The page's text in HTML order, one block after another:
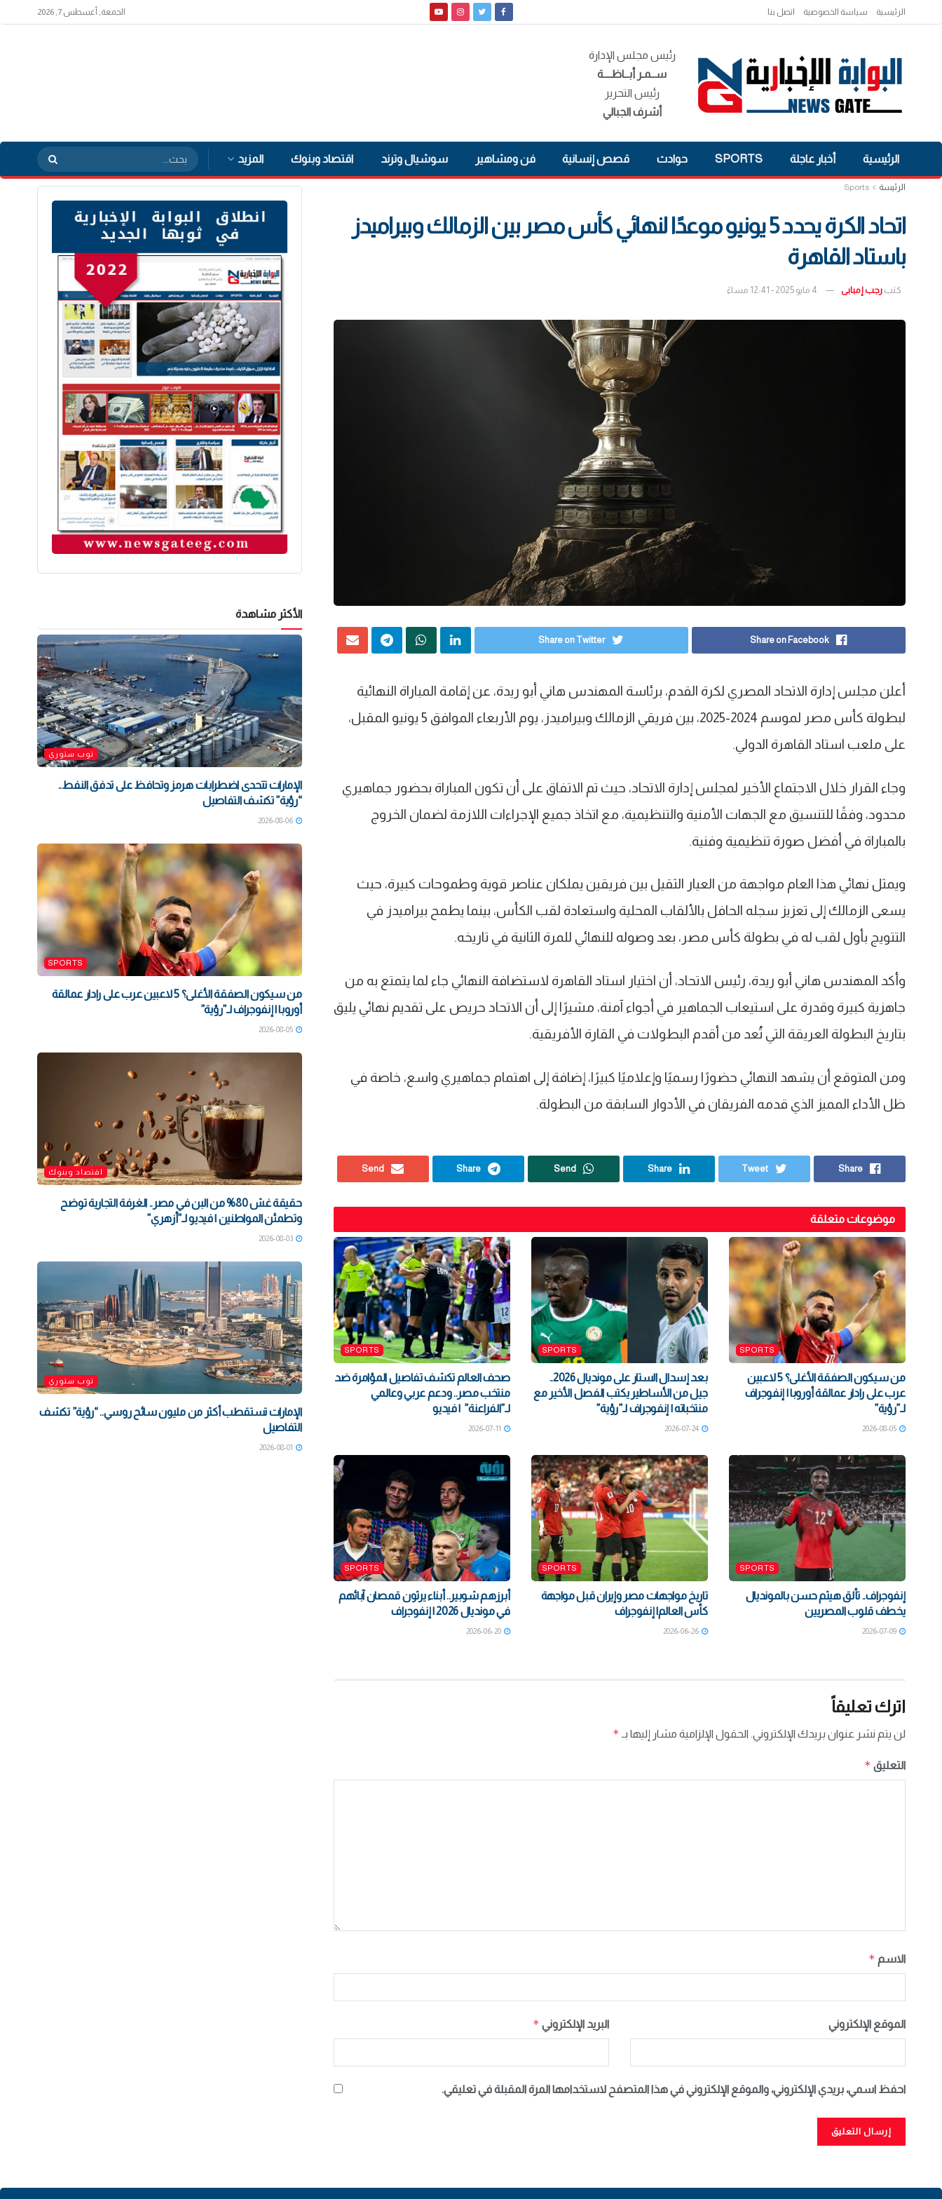
الرئيسية سياسة الخصوصية اتصل بنا الجمعة, أغسطس 7, 2026
رئيس مجلس الإدارة
ســمـر أبــاظــــة
رئيس التحرير
أشرف الجبالي
الرئيسية أخبار عاجلة SPORTS حوادث قصص إنسانية فن ومشاهير سوشيال وترند اقتصاد وبنوك المزيد
الرئيسة Sports
اتحاد الكرة يحدد 5 يونيو موعدًا لنهائي كأس مصر بين الزمالك وبيراميدز
باستاد القاهرة
كتب رجب إمبابى 4 مايو 2025 - 12:41 مساءً
Share on Facebook
Share on Twitter
أعلن مجلس إدارة الاتحاد المصري لكرة القدم، برئاسة المهندس هاني أبو ريدة، عن إقامة المباراة النهائية
لبطولة كأس مصر لموسم 2024-2025، بين فريقي الزمالك وبيراميدز، يوم الأربعاء الموافق 5 يونيو المقبل،
على ملعب استاد القاهرة الدولي.
وجاء القرار خلال الاجتماع الأخير لمجلس إدارة الاتحاد، حيث تم الاتفاق على أن تكون المباراة بحضور جماهيري
محدود، وفقًا للتنسيق مع الجهات الأمنية والتنظيمية، مع اتخاذ جميع الإجراءات اللازمة لضمان الخروج
بالمباراة في أفضل صورة تنظيمية وفنية.
ويمثل نهائي هذا العام مواجهة من العيار الثقيل بين فريقين يملكان عناصر قوية وطموحات كبيرة، حيث
يسعى الزمالك إلى تعزيز سجله الحافل بالألقاب المحلية واستعادة لقب الكأس، بينما يطمح بيراميدز في
التتويج بأول لقب له في بطولة كأس مصر، بعد وصوله للنهائي للمرة الثانية في تاريخه.
وأكد المهندس هاني أبو ريدة، رئيس الاتحاد، أن اختيار استاد القاهرة لاستضافة النهائي جاء لما يتمتع به من
جاهزية كبيرة وقدرة على استيعاب الجماهير في أجواء آمنة، مشيرًا إلى أن الاتحاد حريص على تقديم نهائي يليق
بتاريخ البطولة العريقة التي تُعد من أقدم البطولات في القارة الأفريقية.
ومن المتوقع أن يشهد النهائي حضورًا رسميًا وإعلاميًا كبيرًا، إضافة إلى اهتمام جماهيري واسع، خاصة في
ظل الأداء المميز الذي قدمه الفريقان في الأدوار السابقة من البطولة.
Share
Tweet
Share
Send
Share
Send
موضوعات متعلقة
SPORTS
من سيكون الصفقة الأغلى؟ 5 لاعبين
عرب على رادار عمالقة أوروبا | إنفوجراف
لـ”رؤية”
2026-08-05
SPORTS
بعد إسدال الستار على مونديال 2026..
جيل من الأساطير يكتب الفصل الأخير مع
منتخباته | إنفوجراف لـ”رؤية”
2026-07-24
SPORTS
صحف العالم تكشف تفاصيل المؤامرة ضد
منتخب مصر.. ودعم عربي وعالمي
لـ”الفراعنة” | فيديو
SPORTS
إنفوجراف.. تألق هيثم حسن بالمونديال
يخطف قلوب المصريين
2026-07-09
SPORTS
تاريخ مواجهات مصر وإيران قبل مواجهة
كأس العالم| إنفوجراف
2026-06-26
SPORTS
أبرزهم شوبير.. أبناء يرثون قمصان آبائهم
في مونديال 2026 | إنفوجراف
2026-06-20
اترك تعليقاً
لن يتم نشر عنوان بريدك الإلكتروني. الحقول الإلزامية مشار إليها بـ *
التعليق *
الاسم *
البريد الإلكتروني * الموقع الإلكتروني
احفظ اسمي، بريدي الإلكتروني، والموقع الإلكتروني في هذا المتصفح لاستخدامها المرة المقبلة في تعليقي.
الأكثر مشاهدة
توب ستوري
الإمارات تتحدى اضطرابات هرمز وتحافظ على تدفق النفط..
“رؤية” تكشف التفاصيل
2026-08-06
SPORTS
من سيكون الصفقة الأغلى؟ 5 لاعبين عرب على رادار عمالقة
أوروبا | إنفوجراف لـ”رؤية”
2026-08-05
اقتصاد وبنوك
حقيقة غش 80% من البن في مصر.. الغرفة التجارية توضح
وتطمئن المواطنين | فيديو لـ”أزهري”
2026-08-03
توب ستوري
الإمارات تستقطب أكثر من مليون سائح روسي.. “رؤية” تكشف
التفاصيل